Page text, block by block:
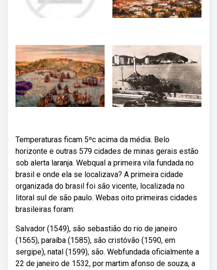
Temperaturas ficam 5ºc acima da média. Belo
horizonte e outras 579 cidades de minas gerais estão
sob alerta laranja. Webqual a primeira vila fundada no
brasil e onde ela se localizava? A primeira cidade
organizada do brasil foi são vicente, localizada no
litoral sul de são paulo. Webas oito primeiras cidades
brasileiras foram:
Salvador (1549), são sebastião do rio de janeiro
(1565), paraíba (1585), são cristóvão (1590, em
sergipe), natal (1599), são. Webfundada oficialmente a
22 de janeiro de 1532, por martim afonso de souza, a